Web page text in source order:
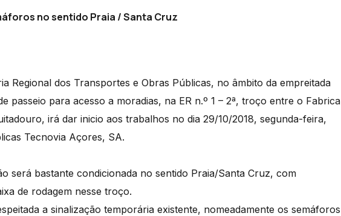
no sentido Praia / Santa Cruz
Regional dos Transportes e Obras Públicas, no âmbito da empreitada
passeio para acesso a moradias, na ER n.º 1 – 2ª, troço entre o Fabrica
irá dar inicio aos trabalhos no dia 29/10/2018, segunda-feira,
Tecnovia Açores, SA.
será bastante condicionada no sentido Praia/Santa Cruz, com
de rodagem nesse troço.
a sinalização temporária existente, nomeadamente os semáforos